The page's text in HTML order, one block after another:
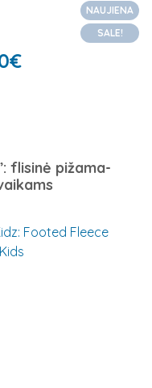
NAUJIENA
SALE!
€
flisinė pižama-